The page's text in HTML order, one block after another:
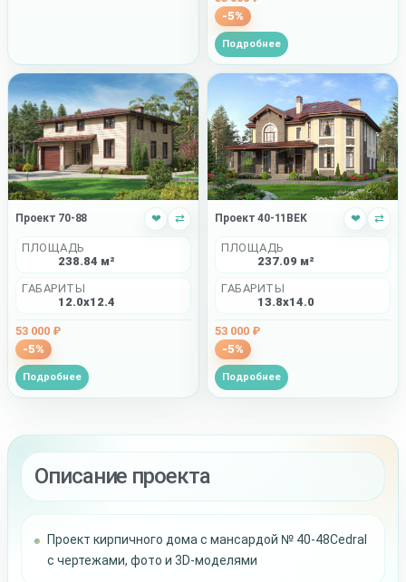
-5%
Подробнее
Проект 70-88 ❤ ⇄
ПЛОЩАДЬ
238.84 м²
ГАБАРИТЫ
12.0x12.4
53 000 ₽
-5%
Подробнее
Проект 40-11BEK ❤ ⇄
ПЛОЩАДЬ
237.09 м²
ГАБАРИТЫ
13.8x14.0
53 000 ₽
-5%
Подробнее
Описание проекта
Проект кирпичного дома с мансардой № 40-48Cedral
с чертежами, фото и 3D-моделями